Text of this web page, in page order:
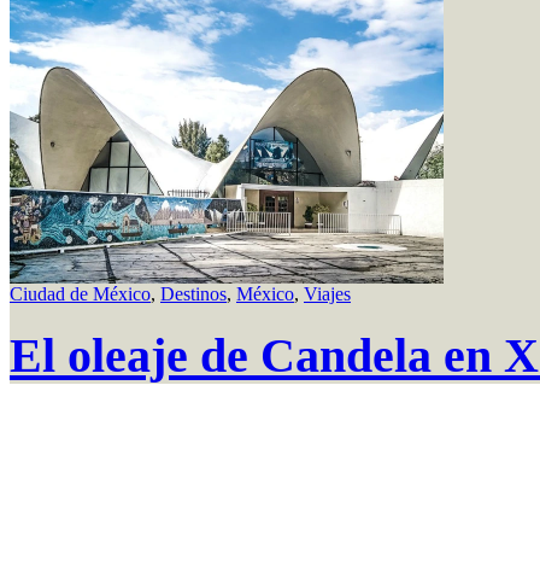
Ciudad de México, Destinos, México, Viajes
El oleaje de Candela en